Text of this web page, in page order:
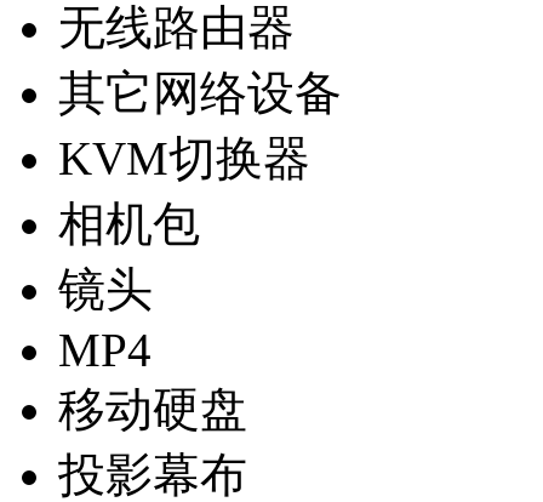
无线路由器
其它网络设备
KVM切换器
相机包
镜头
MP4
移动硬盘
投影幕布